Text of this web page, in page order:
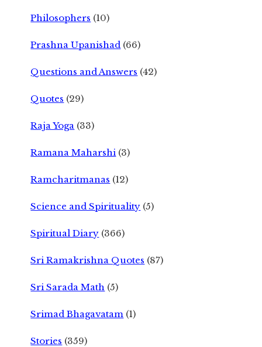
Philosophers (10)
Prashna Upanishad (66)
Questions and Answers (42)
Quotes (29)
Raja Yoga (33)
Ramana Maharshi (3)
Ramcharitmanas (12)
Science and Spirituality (5)
Spiritual Diary (366)
Sri Ramakrishna Quotes (87)
Sri Sarada Math (5)
Srimad Bhagavatam (1)
Stories (359)